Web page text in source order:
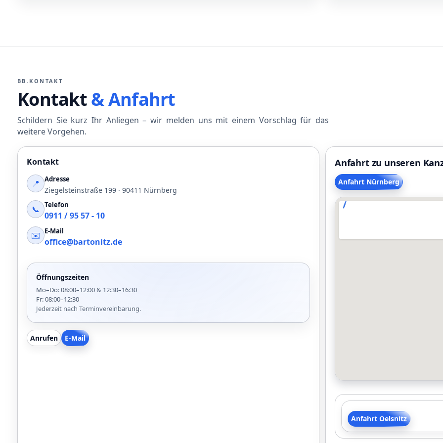
BB.KONTAKT
Kontakt& Anfahrt
Schildern Sie kurz Ihr Anliegen – wir melden uns mit einem Vorschlag für das
weitere Vorgehen.
Kontakt
📍
Adresse
Ziegelsteinstraße 199 · 90411 Nürnberg
📞 Telefon
0911 / 95 57 - 10
✉️
E-Mail
office@bartonitz.de
Öffnungszeiten
Mo–Do: 08:00–12:00 & 12:30–16:30
Fr: 08:00–12:30
Jederzeit nach Terminvereinbarung.
Anrufen E-Mail
Anfahrt zu unseren
Anfahrt Nürnberg
Anfahrt Oelsnitz